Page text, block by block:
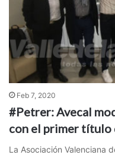
Feb 7, 2020
#Petrer: Avecal
con el primer título
La Asociación Valenciana